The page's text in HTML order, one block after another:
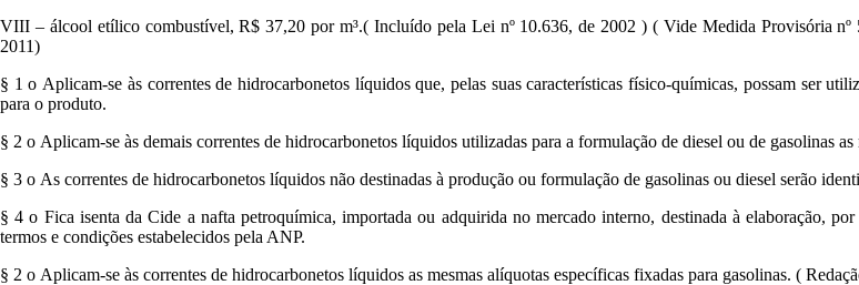
VIII – álcool etílico combustível, R$ 37,20 por m³.( Incluído pela Lei nº 10.636, de 2002 ) ( Vide Medida Provisória
2011)
§ 1 o Aplicam-se às correntes de hidrocarbonetos líquidos que, pelas suas características físico-químicas, possam ser
para o produto.
§ 2 o Aplicam-se às demais correntes de hidrocarbonetos líquidos utilizadas para a formulação de diesel ou de gasolinas
§ 3 o As correntes de hidrocarbonetos líquidos não destinadas à produção ou formulação de gasolinas ou diesel serão
§ 4 o Fica isenta da Cide a nafta petroquímica, importada ou adquirida no mercado interno, destinada à elaboração,
termos e condições estabelecidos pela ANP.
§ 2 o Aplicam-se às correntes de hidrocarbonetos líquidos as mesmas alíquotas específicas fixadas para gasolinas. (